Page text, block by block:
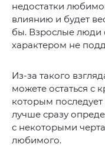
недостатки
влиянию и будет
бы. Взрослые
характером не
Из-за такого
можете остаться с
которым
лучше сразу
с некоторыми
любимого.